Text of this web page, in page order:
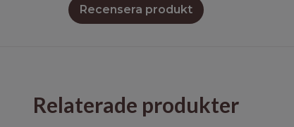
Recensera produkt
Relaterade produkter